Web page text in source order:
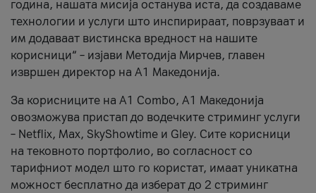
година, нашата мисија останува иста, да создаваме
технологии и услуги што инспирираат, поврзуваат и
им додаваат вистинска вредност на нашите
корисници“ – изјави Методија Мирчев, главен
извршен директор на А1 Македонија.
За корисниците на A1 Combo, А1 Македонија
овозможува пристап до водечките стриминг услуги
– Netflix, Max, SkyShowtime и Gley. Сите корисници
на тековното портфолио, во согласност со
тарифниот модел што го користат, имаат уникатна
можност бесплатно да изберат до 2 стриминг